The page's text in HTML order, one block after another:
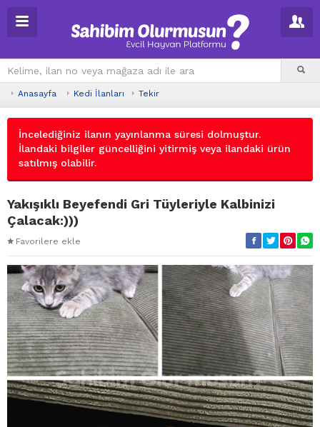
Anasayfa Kedi İlanları Tekir
İncelediğiniz ilanın yayınlanma süresi dolmuştur.
İlandaki bilgiler güncelliğini yitirmiş veya ilandaki ürün
satılmış olabilir.
Yakışıklı Beyefendi Gri Tüyleriyle Kalbinizi
Çalacak:)))
Favorilere ekle